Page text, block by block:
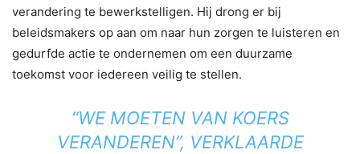
verandering te bewerkstelligen. Hij drong er bij
beleidsmakers op aan om naar hun zorgen te luisteren en
gedurfde actie te ondernemen om een ​​duurzame
toekomst voor iedereen veilig te stellen.
“WE MOETEN VAN KOERS
VERANDEREN”, VERKLAARDE